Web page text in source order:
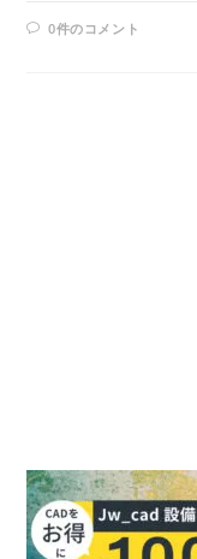
0件のコメント